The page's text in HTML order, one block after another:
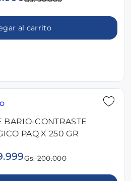
al carrito
BARIO-CONTRASTE
PAQ X 250 GR
Gs. 200.000